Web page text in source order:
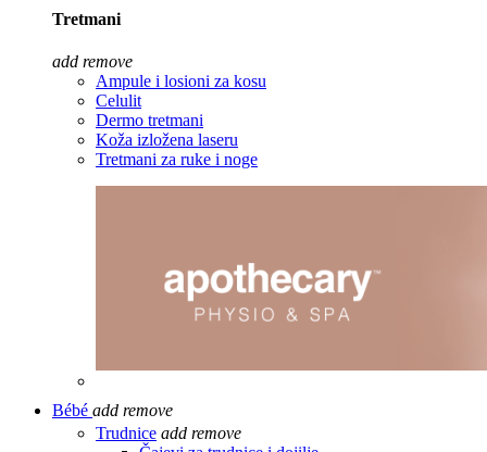
Tretmani
add remove
Ampule i losioni za kosu
Celulit
Dermo tretmani
Koža izložena laseru
Tretmani za ruke i noge
Bébé add remove
Trudnice add remove